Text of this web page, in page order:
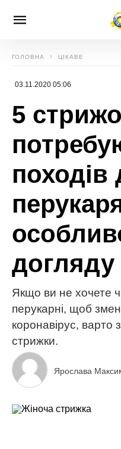
ГОЛОВНА ЦІКАВЕ
03.11.2020 05:06
5
походів
догляду
Якщо ви не хочете
перукарні, щоб
коронавірус, варто
стрижки.
Ярослава